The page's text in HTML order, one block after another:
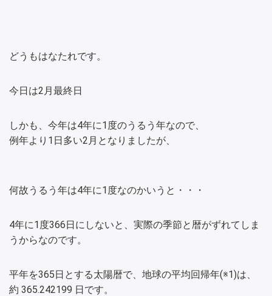
どうもはなたれです。
今日は2月最終日
しかも、今年は4年に1度のうるう年なので、
例年より1日多い2月となりましたが、
何故うるう年は4年に1度なのかいうと・・・
4年に1度366日にしないと、実際の季節と暦がずれてしま
うからなのです。
平年を365日とする太陽暦で、地球の平均回帰年(※1)は、
約 365.242199 日です。